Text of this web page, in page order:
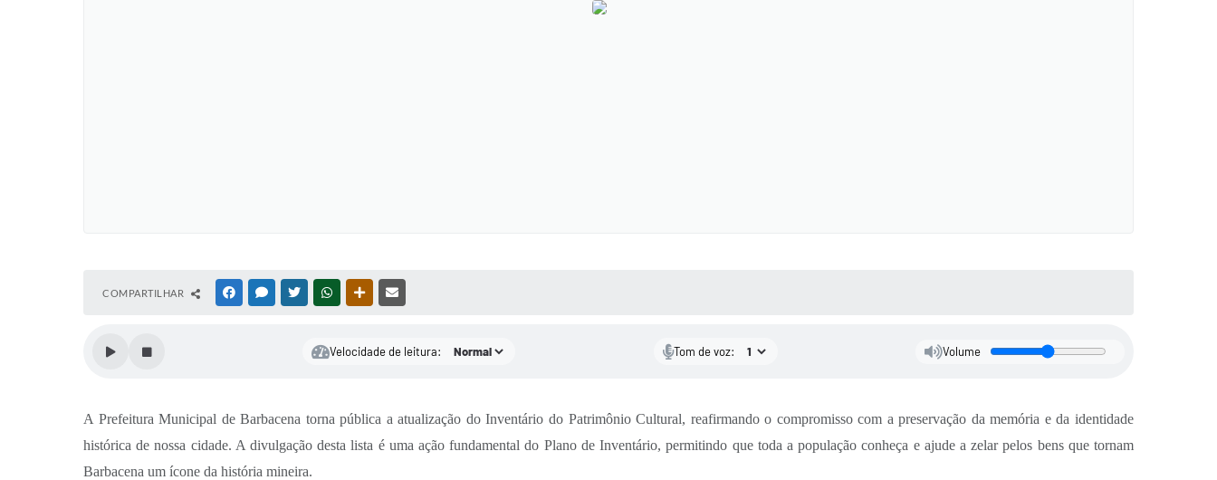
COMPARTILHAR FACEBOOKMESSENGER
TWITTERWHATSAPPOUTRAS MÍDIAS
Velocidade de leitura: Tom de voz: Volume
A Prefeitura Municipal de Barbacena torna pública a atualização do Inventário do Patrimônio Cultural, reafirmando o compromisso com a preservação da memória e da identidade
histórica de nossa cidade. A divulgação desta lista é uma ação fundamental do Plano de Inventário, permitindo que toda a população conheça e ajude a zelar pelos bens que tornam
Barbacena um ícone da história mineira.